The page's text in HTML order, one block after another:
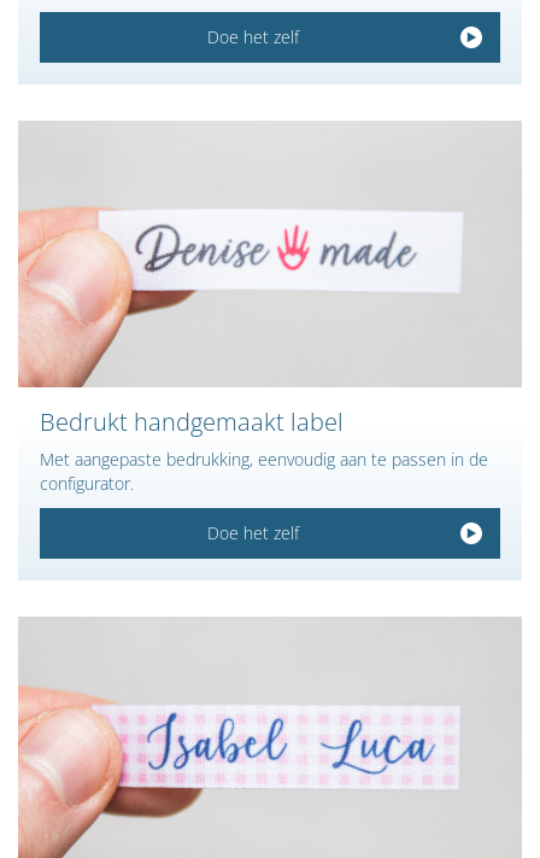
Doe het zelf
Bedrukt handgemaakt label
Met aangepaste bedrukking, eenvoudig aan te passen in de
configurator.
Doe het zelf